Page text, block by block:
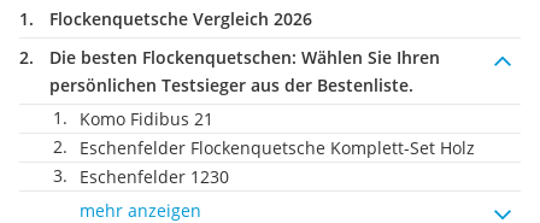
Flockenquetsche Vergleich 2026
Die besten Flockenquetschen: Wählen Sie Ihren
persönlichen Testsieger aus der Bestenliste.
Komo ‎Fidibus 21
Eschenfelder Flockenquetsche Komplett-Set Holz
Eschenfelder 1230
mehr anzeigen